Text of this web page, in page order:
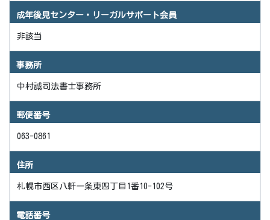
成年後見センター・リーガルサポート会員
非該当
事務所
中村誠司法書士事務所
郵便番号
063-0861
住所
札幌市西区八軒一条東四丁目1番10-102号
電話番号